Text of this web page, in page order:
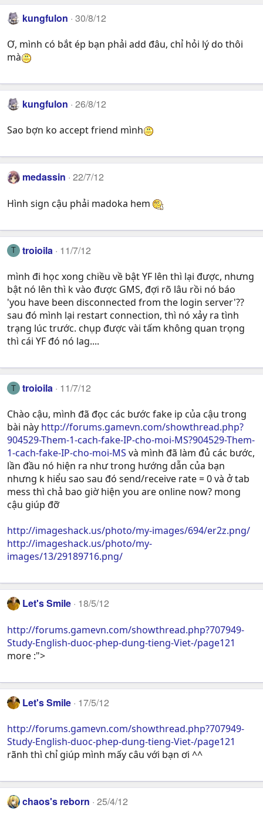
kungfulon 30/8/12
Ơ, mình có bắt ép bạn phải add đâu, chỉ hỏi lý do thôi
mà
kungfulon 26/8/12
Sao bợn ko accept friend mình
medassin 22/7/12
Hình sign cậu phải madoka hem
T troioila 11/7/12
mình đi học xong chiều về bật YF lên thì lại được, nhưng
bật nó lên thì k vào được GMS, đợi rõ lâu rồi nó báo
'you have been disconnected from the login server'??
sau đó mình lại restart connection, thì nó xảy ra tình
trạng lúc trước. chụp được vài tấm không quan trọng
thì cái YF đó nó lag....
T troioila 11/7/12
Chào cậu, mình đã đọc các bước fake ip của cậu trong
bài này http://forums.gamevn.com/showthread.php?
904529-Them-1-cach-fake-IP-cho-moi-MS?904529-Them-
1-cach-fake-IP-cho-moi-MS và mình đã làm đủ các bước,
lần đầu nó hiện ra như trong hướng dẫn của bạn
nhưng k hiểu sao sau đó send/receive rate = 0 và ở tab
mess thì chả bao giờ hiện you are online now? mong
cậu giúp đỡ
http://imageshack.us/photo/my-images/694/er2z.png/
http://imageshack.us/photo/my-
images/13/29189716.png/
Let's Smile 18/5/12
http://forums.gamevn.com/showthread.php?707949-
Study-English-duoc-phep-dung-tieng-Viet-/page121
more :">
Let's Smile 17/5/12
http://forums.gamevn.com/showthread.php?707949-
Study-English-duoc-phep-dung-tieng-Viet-/page121
rãnh thì chỉ giúp mình mấy câu với bạn ơi ^^
chaos's reborn 25/4/12